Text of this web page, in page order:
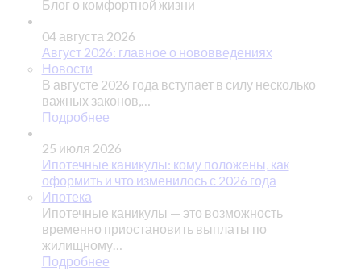
Блог о комфортной жизни
04 августа 2026
Август 2026: главное о нововведениях
Новости
В августе 2026 года вступает в силу несколько
важных законов,…
Подробнее
25 июля 2026
Ипотечные каникулы: кому положены, как
оформить и что изменилось с 2026 года
Ипотека
Ипотечные каникулы — это возможность
временно приостановить выплаты по
жилищному…
Подробнее